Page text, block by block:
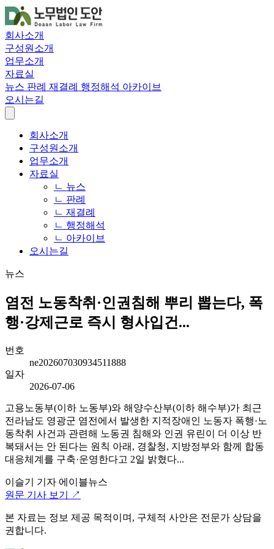
회사소개
구성원소개
업무소개
자료실
뉴스 판례 재결례 행정해석 아카이브
오시는길
회사소개
구성원소개
업무소개
자료실
ㄴ 뉴스
ㄴ 판례
ㄴ 재결례
ㄴ 행정해석
ㄴ 아카이브
오시는길
뉴스
염전 노동착취·인권침해 뿌리 뽑는다, 폭
행·강제근로 즉시 형사입건...
번호
ne202607030934511888
일자
2026-07-06
고용노동부(이하 노동부)와 해양수산부(이하 해수부)가 최근
전라남도 영광군 염전에서 발생한 지적장애인 노동자 폭행·노
동착취 사건과 관련해 노동권 침해와 인권 유린이 더 이상 반
복돼서는 안 된다는 원칙 아래, 경찰청, 지방정부와 함께 합동
대응체계를 구축·운영한다고 2일 밝혔다...
이슬기 기자 에이블뉴스
원문 기사 보기 ↗
본 자료는 정보 제공 목적이며, 구체적 사안은 전문가 상담을
권합니다.